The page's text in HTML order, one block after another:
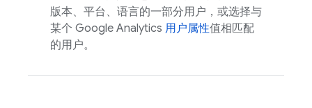
版本、平台、语言的一部分用户，或选择与
某个 Google Analytics 用户属性值相匹配
的用户。